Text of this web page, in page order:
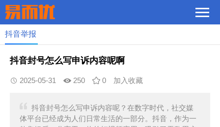
抖音举报
抖音封号怎么写申诉内容呢啊
2025-05-31 250 0 加入收藏
抖音封号怎么写申诉内容呢？在数字时代，社交媒
体平台已经成为人们日常生活的一部分。抖音，作为一